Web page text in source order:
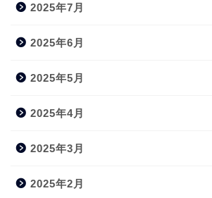
2025年7月
2025年6月
2025年5月
2025年4月
2025年3月
2025年2月